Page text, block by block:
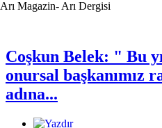
Arı Magazin- Arı Dergisi
Coşkun Belek: " Bu
onursal başkanımız
adına...